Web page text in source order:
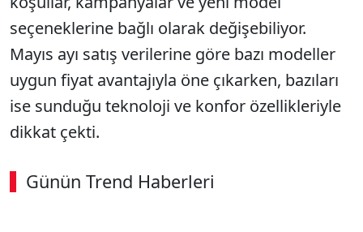
seçeneklerine bağlı olarak değişebiliyor.
Mayıs ayı satış verilerine göre bazı modeller
uygun fiyat avantajıyla öne çıkarken, bazıları
ise sunduğu teknoloji ve konfor özellikleriyle
dikkat çekti.
Günün Trend Haberleri